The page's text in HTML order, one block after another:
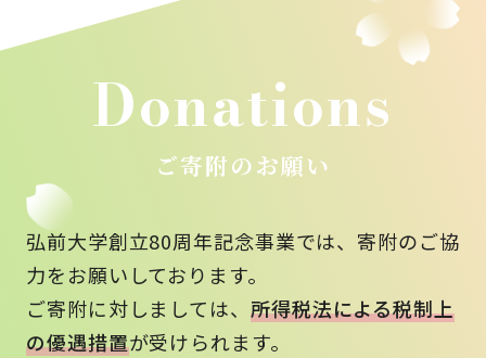
Donations
ご寄附のお願い
弘前大学創立80周年記念事業では、寄附のご協
力をお願いしております。
ご寄附に対しましては、 所得税法による税制上
の優遇措置が受けられます。